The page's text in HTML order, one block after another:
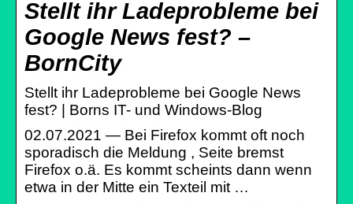
Stellt ihr Ladeprobleme bei
Google News fest? –
BornCity
Stellt ihr Ladeprobleme bei Google News
fest? | Borns IT- und Windows-Blog
02.07.2021 — Bei Firefox kommt oft noch
sporadisch die Meldung , Seite bremst
Firefox o.ä. Es kommt scheints dann wenn
etwa in der Mitte ein Texteil mit …